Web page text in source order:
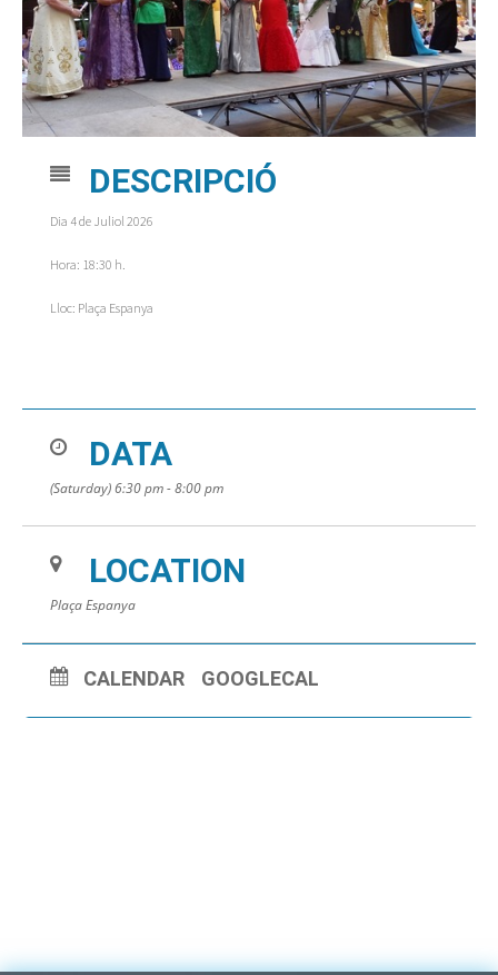
DESCRIPCIÓ
Dia 4 de Juliol 2026
Hora: 18:30 h.
Lloc: Plaça Espanya
DATA
(Saturday) 6:30 pm - 8:00 pm
LOCATION
Plaça Espanya
CALENDAR GOOGLECAL